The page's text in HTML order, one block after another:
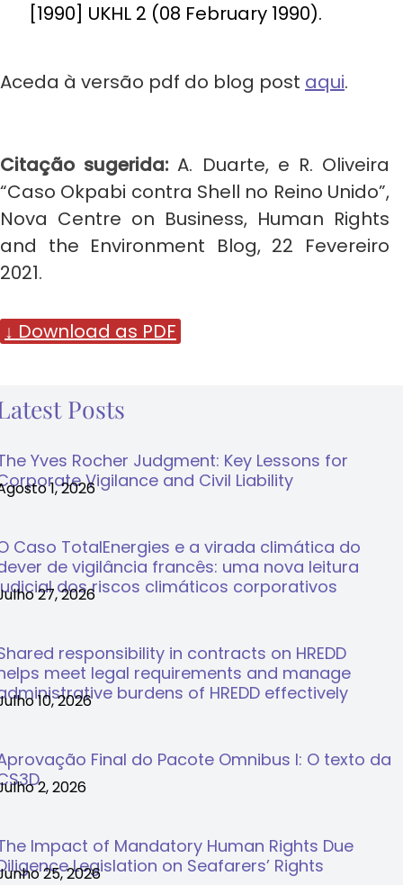
[1990] UKHL 2 (08 February 1990).
Aceda à versão pdf do blog post aqui.
Citação sugerida:A. Duarte, e R. Oliveira
“Caso Okpabi contra Shell no Reino Unido”,
Nova Centre on Business, Human Rights
and the Environment Blog, 22 Fevereiro
2021.
↓ Download as PDF
Posts
Yves Rocher Judgment: Key Lessons for
Vigilance and Civil Liability
1, 2026
Caso TotalEnergies e a virada climática do
de vigilância francês: uma nova leitura
dos riscos climáticos corporativos
27, 2026
responsibility in contracts on HREDD
meet legal requirements and manage
burdens of HREDD effectively
10, 2026
Final do Pacote Omnibus I: O texto da
2, 2026
Impact of Mandatory Human Rights Due
Legislation on Seafarers’ Rights
25, 2026